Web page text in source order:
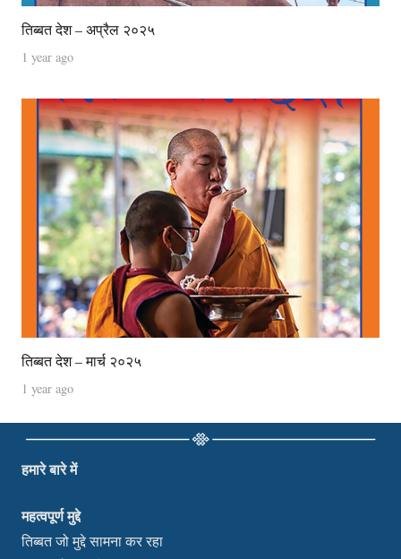
तिब्बत देश – अप्रैल २०२५
1 year ago
तिब्बत देश – मार्च २०२५
1 year ago
हमारे बारे में
महत्वपूर्ण मुद्दे
तिब्बत जो मुद्दे सामना कर रहा